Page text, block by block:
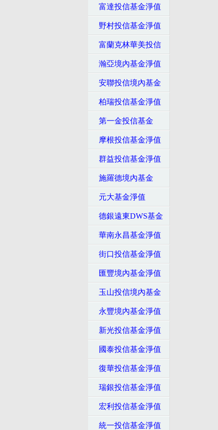
富達投信基金淨值
野村投信基金淨值
富蘭克林華美投信
瀚亞境內基金淨值
安聯投信境內基金
柏瑞投信基金淨值
第一金投信基金
摩根投信基金淨值
群益投信基金淨值
施羅德境內基金
元大基金淨值
德銀遠東DWS基金
華南永昌基金淨值
街口投信基金淨值
匯豐境內基金淨值
玉山投信境內基金
永豐境內基金淨值
新光投信基金淨值
國泰投信基金淨值
復華投信基金淨值
瑞銀投信基金淨值
宏利投信基金淨值
統一投信基金淨值